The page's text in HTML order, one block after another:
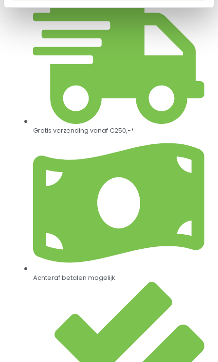
Gratis verzending vanaf €250,-*
Achteraf betalen mogelijk